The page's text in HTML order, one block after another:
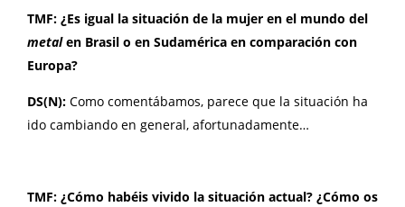
TMF: ¿Es igual la situación de la mujer en el mundo del
metalen Brasil o en Sudamérica en comparación con
Europa?
DS(N): Como comentábamos, parece que la situación ha
ido cambiando en general, afortunadamente…
TMF: ¿Cómo habéis vivido la situación actual? ¿Cómo os